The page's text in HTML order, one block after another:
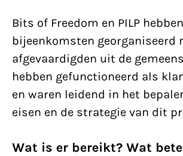
Bits of Freedom en PILP
bijeenkomsten georganiseerd
afgevaardigden uit de
hebben gefunctioneerd als
en waren leidend in het
eisen en de strategie van dit
Wat is er bereikt? Wat